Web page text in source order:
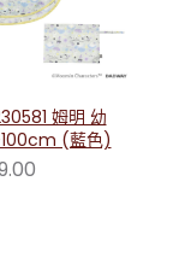
姆明 幼
(藍色)